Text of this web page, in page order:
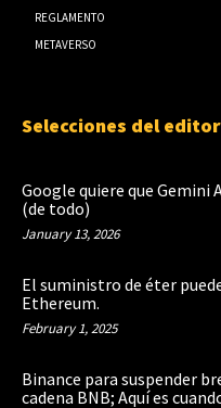
REGLAMENTO
METAVERSO
Selecciones del editor
Google quiere que Gemini
(de todo)
January 13, 2026
El suministro de éter
Ethereum.
February 1, 2025
Binance para suspender
cadena BNB; Aquí es